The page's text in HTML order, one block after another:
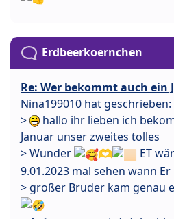
Erdbeerkoernchen
Re: Wer bekommt auch ein
Nina199010 hat geschrieben:
>
hallo ihr lieben ich
Januar unser zweites tolles
> Wunder
🫶
ET
9.01.2023 mal sehen wann
> großer Bruder kam genau